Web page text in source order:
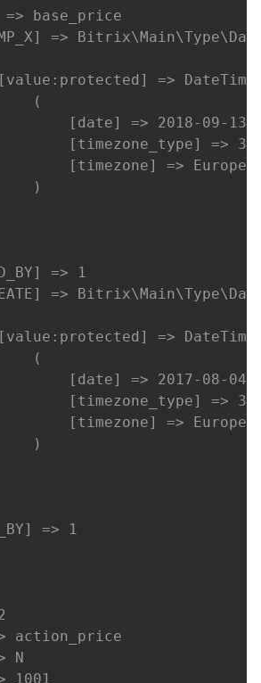
=> base_price
=>
=> DateTime
(
[date] => 2018-09-13
[timezone_type] => 3
[timezone] => Europe/
)
=> 1
=>
=> DateTime
(
[date] => 2017-08-04
[timezone_type] => 3
[timezone] => Europe/
)
=> 1
action_price
N
1001